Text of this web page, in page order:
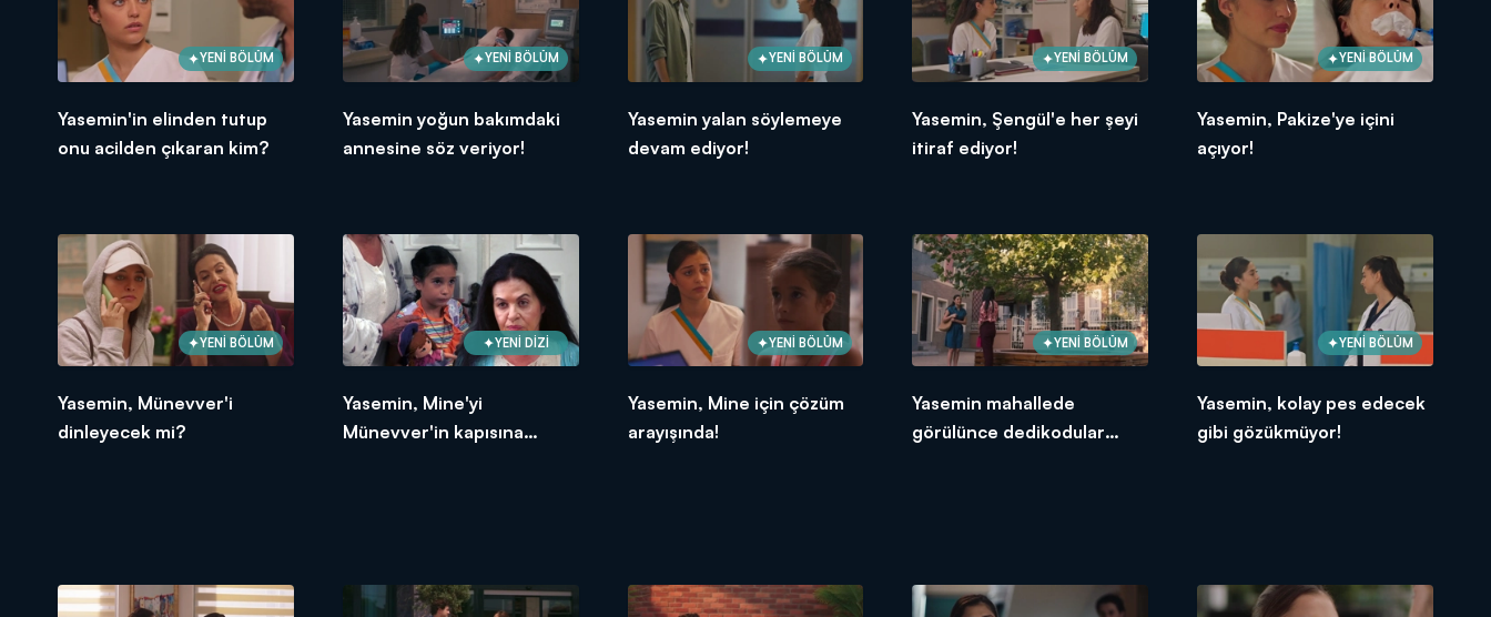
YENİ BÖLÜM
Yasemin'in elinden tutup
onu acilden çıkaran kim?
YENİ BÖLÜM
Yasemin yoğun bakımdaki
annesine söz veriyor!
YENİ BÖLÜM
Yasemin yalan söylemeye
devam ediyor!
YENİ BÖLÜM
Yasemin, Şengül'e her şeyi
itiraf ediyor!
YENİ BÖLÜM
Yasemin, Pakize'ye içini
açıyor!
YENİ BÖLÜM
Yasemin, Münevver'i
dinleyecek mi?
YENİ DİZİ
Yasemin, Mine'yi
Münevver'in kapısına
YENİ BÖLÜM
Yasemin, Mine için çözüm
arayışında!
YENİ BÖLÜM
Yasemin mahallede
görülünce dedikodular
YENİ BÖLÜM
Yasemin, kolay pes edecek
gibi gözükmüyor!